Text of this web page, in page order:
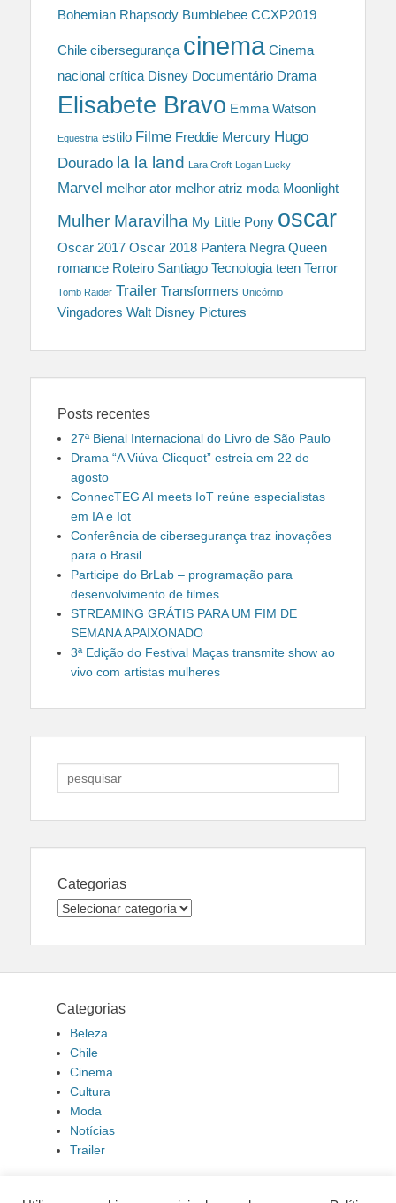
Bohemian Rhapsody Bumblebee CCXP2019
Chile cibersegurança cinema Cinema
nacional crítica Disney Documentário Drama
Elisabete Bravo Emma Watson
Equestria estilo Filme Freddie Mercury Hugo
Dourado la la land Lara Croft Logan Lucky
Marvel melhor ator melhor atriz moda Moonlight
Mulher Maravilha My Little Pony oscar
Oscar 2017 Oscar 2018 Pantera Negra Queen
romance Roteiro Santiago Tecnologia teen Terror
Tomb Raider Trailer Transformers Unicórnio
Vingadores Walt Disney Pictures
Posts recentes
27ª Bienal Internacional do Livro de São Paulo
Drama “A Viúva Clicquot” estreia em 22 de
agosto
ConnecTEG AI meets IoT reúne especialistas
em IA e Iot
Conferência de cibersegurança traz inovações
para o Brasil
Participe do BrLab – programação para
desenvolvimento de filmes
STREAMING GRÁTIS PARA UM FIM DE
SEMANA APAIXONADO
3ª Edição do Festival Maças transmite show ao
vivo com artistas mulheres
for:
Categorias
Categorias
Categorias
Beleza
Chile
Cinema
Cultura
Moda
Notícias
Trailer